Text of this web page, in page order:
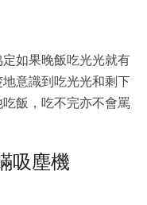
如果晚飯吃光光就有
意識到吃光光和剩下
飯，吃不完亦不會罵
吸塵機